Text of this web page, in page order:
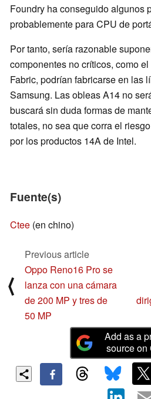
Foundry ha conseguido algunos
probablemente para CPU de
Por tanto, sería razonable
componentes no críticos, como
Fabric, podrían fabricarse en las
Samsung. Las obleas A14 no
buscará sin duda formas de
totales, no sea que corra el
por los productos 14A de Intel.
Fuente(s)
Ctee (en chino)
⟨
Previous article
Oppo Reno16 Pro se
lanza con una cámara
de 200 MP y tres de
50 MP
Add as a
source on